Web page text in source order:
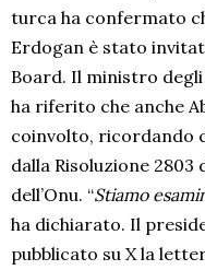
turca ha confermato
Erdogan è stato
Board. Il ministro
ha riferito che anche
coinvolto, ricordando
dalla Risoluzione 2803
dell’Onu. “Stiamo
ha dichiarato. Il
pubblicato su X la